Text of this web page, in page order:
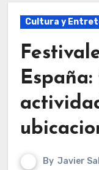
Cultura y
España:
By Javier